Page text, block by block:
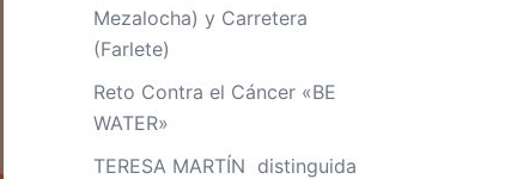
Mezalocha) y Carretera
(Farlete)
Reto Contra el Cáncer «BE
WATER»
TERESA MARTÍN distinguida